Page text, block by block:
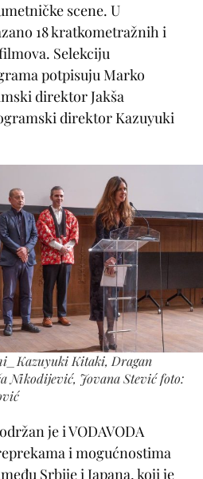
scene. U
18 kratkometražnih i
Selekciju
potpisuju Marko
direktor Jakša
direktor Kazuyuki
Kitaki, Dragan
Nikodijević, Jovana Stević foto:
je i VODAVODA
i mogućnostima
Srbije i Japana, koji je